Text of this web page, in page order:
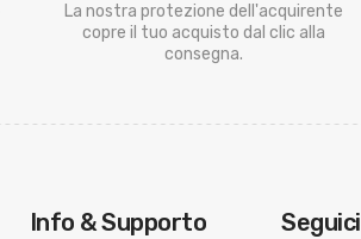
La nostra protezione dell'acquirente
copre il tuo acquisto dal clic alla
consegna.
Info & Supporto Seguici